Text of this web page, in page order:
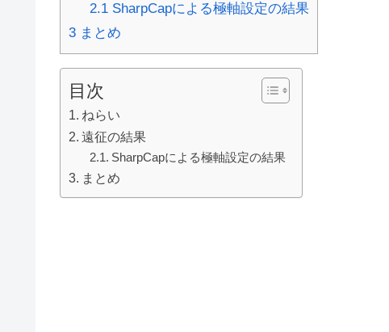
2.1SharpCapによる極軸設定の結果
3 まとめ
目次
ねらい
遠征の結果
SharpCapによる極軸設定の結果
まとめ